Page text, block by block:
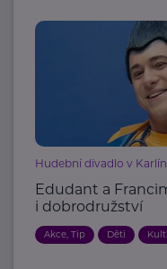
Hudební divadlo v
Edudant a
i dobrodružství
Akce, Tip Děti